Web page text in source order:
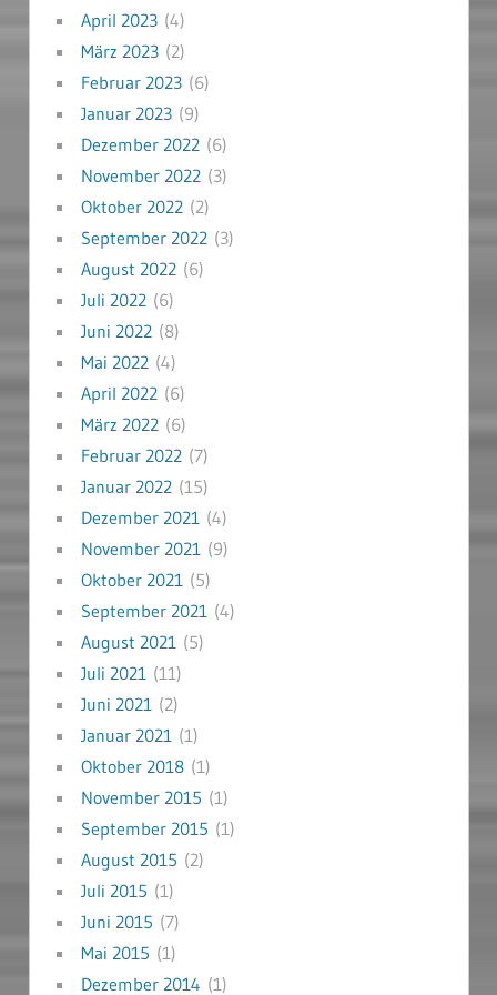
April 2023(4)
März 2023(2)
Februar 2023(6)
Januar 2023(9)
Dezember 2022(6)
November 2022(3)
Oktober 2022(2)
September 2022(3)
August 2022(6)
Juli 2022(6)
Juni 2022(8)
Mai 2022(4)
April 2022(6)
März 2022(6)
Februar 2022(7)
Januar 2022(15)
Dezember 2021 (4)
November 2021 (9)
Oktober 2021 (5)
September 2021 (4)
August 2021 (5)
Juli 2021 (11)
Juni 2021 (2)
Januar 2021 (1)
Oktober 2018(1)
November 2015 (1)
September 2015 (1)
August 2015 (2)
Juli 2015 (1)
Juni 2015 (7)
Mai 2015 (1)
Dezember 2014 (1)